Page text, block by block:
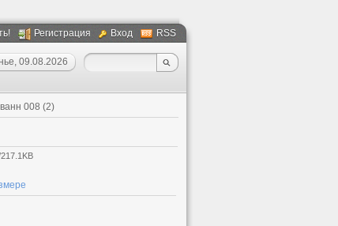
Регистрация Вход RSS
09.08.2026
008 (2)